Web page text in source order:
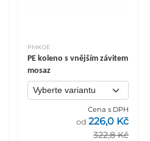
PMKOE
PE koleno s vnějším závitem
mosaz
Cena s DPH
322,8 Kč
od 226,0 Kč